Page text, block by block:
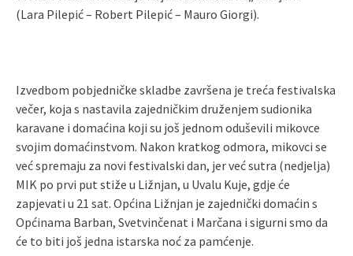
(Lara Pilepić – Robert Pilepić – Mauro Giorgi).
Izvedbom pobjedničke skladbe završena je treća festivalska
večer, koja s nastavila zajedničkim druženjem sudionika
karavane i domaćina koji su još jednom oduševili mikovce
svojim domaćinstvom. Nakon kratkog odmora, mikovci se
već spremaju za novi festivalski dan, jer već sutra (nedjelja)
MIK po prvi put stiže u Ližnjan, u Uvalu Kuje, gdje će
zapjevati u 21 sat. Općina Ližnjan je zajednički domaćin s
Općinama Barban, Svetvinčenat i Marčana i sigurni smo da
će to biti još jedna istarska noć za pamćenje.